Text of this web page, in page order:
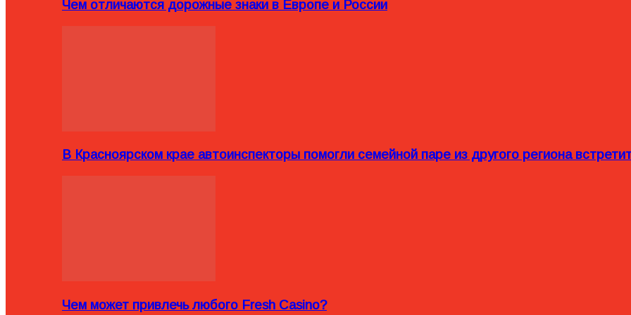
Чем отличаются дорожные знаки в Европе и России
В Красноярском крае автоинспекторы помогли семейной паре из другого региона
Чем может привлечь любого Fresh Casino?